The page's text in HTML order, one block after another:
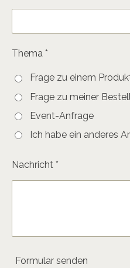
Thema *
Frage zu einem
Frage zu meiner
Event-Anfrage
Ich habe ein anderes
Nachricht *
Formular senden